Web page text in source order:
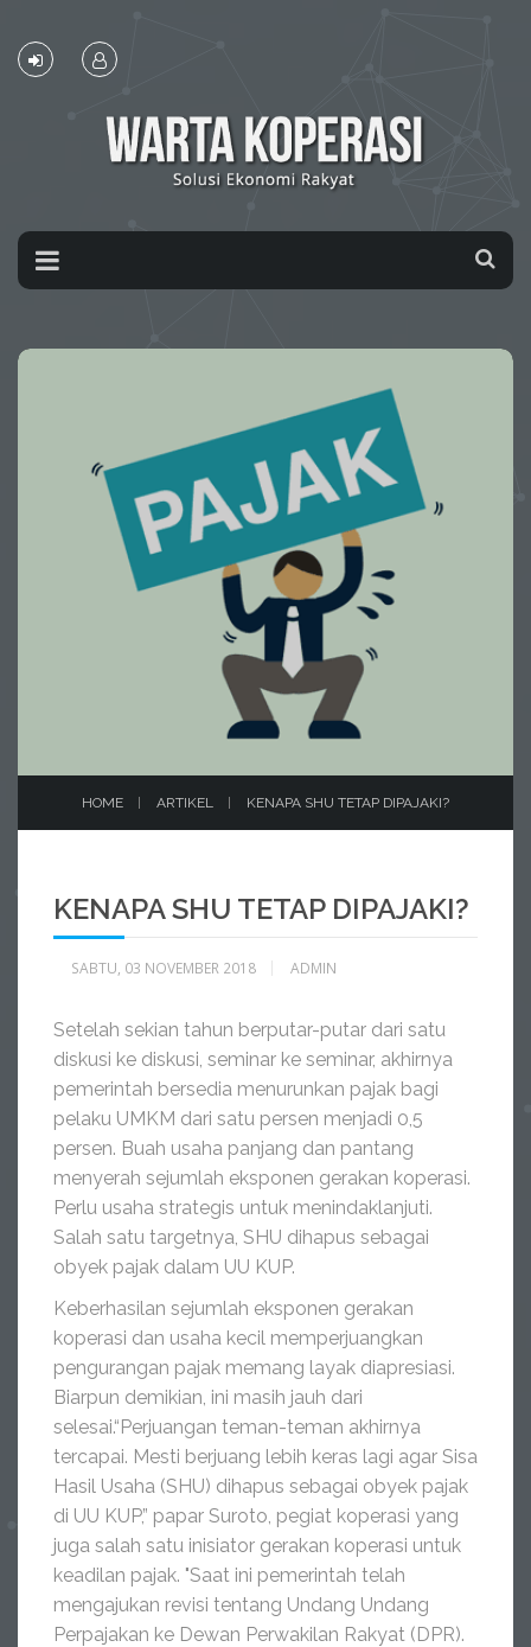
HOME ARTIKEL KENAPA SHU TETAP DIPAJAKI?
KENAPA SHU TETAP DIPAJAKI?
SABTU, 03 NOVEMBER 2018 ADMIN
Setelah sekian tahun berputar-putar dari satu
diskusi ke diskusi, seminar ke seminar, akhirnya
pemerintah bersedia menurunkan pajak bagi
pelaku UMKM dari satu persen menjadi 0,5
persen. Buah usaha panjang dan pantang
menyerah sejumlah eksponen gerakan koperasi.
Perlu usaha strategis untuk menindaklanjuti.
Salah satu targetnya, SHU dihapus sebagai
obyek pajak dalam UU KUP.
Keberhasilan sejumlah eksponen gerakan
koperasi dan usaha kecil memperjuangkan
pengurangan pajak memang layak diapresiasi.
Biarpun demikian, ini masih jauh dari
selesai.“Perjuangan teman-teman akhirnya
tercapai. Mesti berjuang lebih keras lagi agar Sisa
Hasil Usaha (SHU) dihapus sebagai obyek pajak
di UU KUP,” papar Suroto, pegiat koperasi yang
juga salah satu inisiator gerakan koperasi untuk
keadilan pajak. "Saat ini pemerintah telah
mengajukan revisi tentang Undang Undang
Perpajakan ke Dewan Perwakilan Rakyat (DPR).